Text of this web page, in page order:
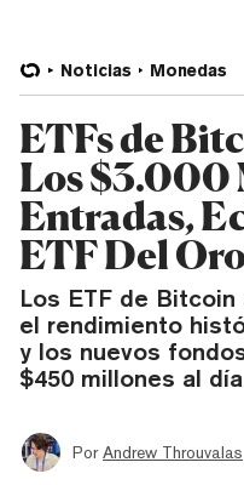
Noticias Monedas
ETFs de
Los $3.000
Entradas,
ETF Del
Los ETF de
el rendimiento
y los nuevos
$450 millones al
Por Andrew Throuvalas